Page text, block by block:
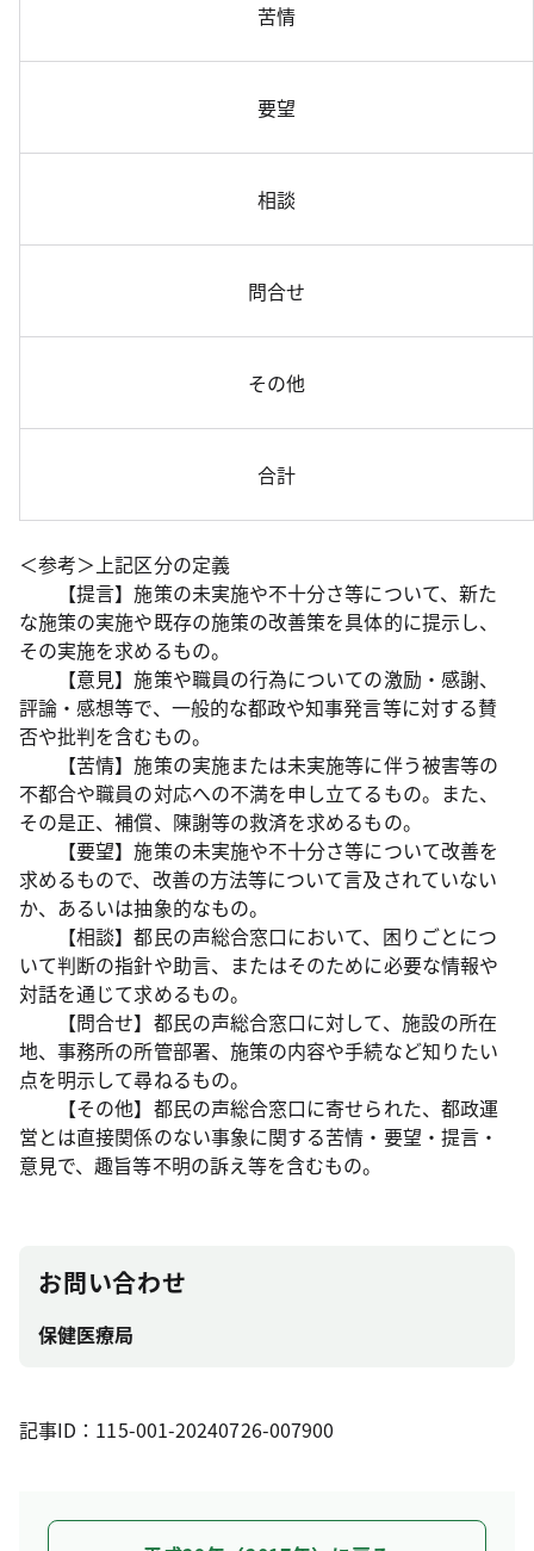
苦情
要望
相談
問合せ
その他
合計
＜参考＞上記区分の定義
【提言】施策の未実施や不十分さ等について、新た
な施策の実施や既存の施策の改善策を具体的に提示し、
その実施を求めるもの。
【意見】施策や職員の行為についての激励・感謝、
評論・感想等で、一般的な都政や知事発言等に対する賛
否や批判を含むもの。
【苦情】施策の実施または未実施等に伴う被害等の
不都合や職員の対応への不満を申し立てるもの。また、
その是正、補償、陳謝等の救済を求めるもの。
【要望】施策の未実施や不十分さ等について改善を
求めるもので、改善の方法等について言及されていない
か、あるいは抽象的なもの。
【相談】都民の声総合窓口において、困りごとにつ
いて判断の指針や助言、またはそのために必要な情報や
対話を通じて求めるもの。
【問合せ】都民の声総合窓口に対して、施設の所在
地、事務所の所管部署、施策の内容や手続など知りたい
点を明示して尋ねるもの。
【その他】都民の声総合窓口に寄せられた、都政運
営とは直接関係のない事象に関する苦情・要望・提言・
意見で、趣旨等不明の訴え等を含むもの。
お問い合わせ
保健医療局
記事ID：115-001-20240726-007900